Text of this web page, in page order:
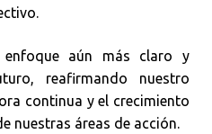
aún más claro y
reafirmando nuestro
continua y el crecimiento
nuestras áreas de acción.